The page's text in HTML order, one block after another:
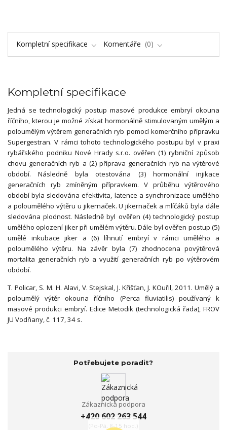
Kompletní specifikace Komentáře 0
Kompletní specifikace
Jedná se technologický postup masové produkce embryí okouna
říčního, kterou je možné získat hormonálně stimulovaným umělým a
poloumělým výtěrem generačních ryb pomocí komerčního přípravku
Supergestran. V rámci tohoto technologického postupu byl v praxi
rybářského podniku Nové Hrady s.r.o. ověřen (1) rybniční způsob
chovu generačních ryb a (2) příprava generačních ryb na výtěrové
období. Následně byla otestována (3) hormonální injikace
generačních ryb zmíněným přípravkem. V průběhu výtěrového
období byla sledována efektivita, latence a synchronizace umělého
a poloumělého výtěru u jikernaček. U jikernaček a mlíčáků byla dále
sledována plodnost. Následně byl ověřen (4) technologický postup
umělého oplození jiker při umělém výtěru. Dále byl ověřen postup (5)
umělé inkubace jiker a (6) líhnutí embryí v rámci umělého a
poloumělého výtěru. Na závěr byla (7) zhodnocena povýtěrová
mortalita generačních ryb a využití generačních ryb po výtěrovém
období.
T. Policar, S. M. H. Alavi, V. Stejskal, J. Křišťan, J. KOuřil, 2011. Umělý a
poloumělý výtěr okouna říčního (Perca fluviatilis) používaný k
masové produkci embryí. Edice Metodik (technologická řada), FROV
JU Vodňany, č. 117, 34 s.
Potřebujete poradit?
Zákaznická podpora
+420 602 263 544
(Po-Pá, 8-15 hod.)